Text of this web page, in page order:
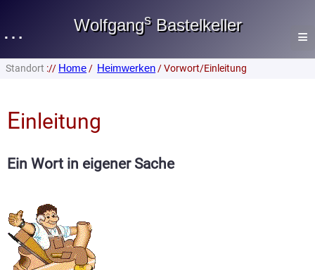
WolfgangsBastelkeller
≡
Home
Standort :// Home/ Heimwerken/ Vorwort/Einleitung
…
Heimwerken
Allgemeines
Vorwort/Einleitung
Fertigung
Zuschnitt
Verleimung
Fräsen
Einleitung
Ein Wort in eigener Sache